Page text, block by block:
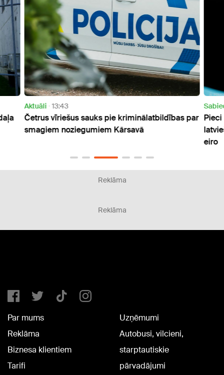
Aktuāli 13:43
Četrus vīriešus sauks pie kriminālatbildības par
smagiem noziegumiem Kārsavā
Pieci
eiro
Reklāma
Reklāma
Par mums
Reklāma
Biznesa klientiem
Tarifi
Uzņēmumi
Autobusi, vilcieni,
starptautiskie
pārvadājumi